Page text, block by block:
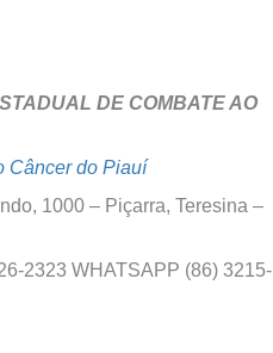
DE COMBATE AO
Câncer do Piauí
1000 – Piçarra, Teresina –
2323 WHATSAPP (86) 3215-